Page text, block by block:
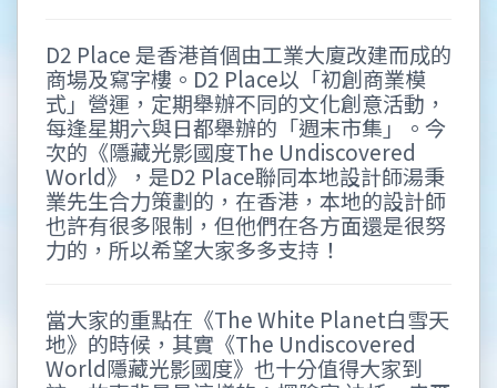
D2 Place 是香港首個由工業大廈改建而成的
商場及寫字樓。D2 Place以「初創商業模
式」營運，定期舉辦不同的文化創意活動，
每逢星期六與日都舉辦的「週末市集」。今
次的《隱藏光影國度The Undiscovered
World》，是D2 Place聯同本地設計師湯秉
業先生合力策劃的，在香港，本地的設計師
也許有很多限制，但他們在各方面還是很努
力的，所以希望大家多多支持！
當大家的重點在《The White Planet白雪天
地》的時候，其實《The Undiscovered
World隱藏光影國度》也十分值得大家到